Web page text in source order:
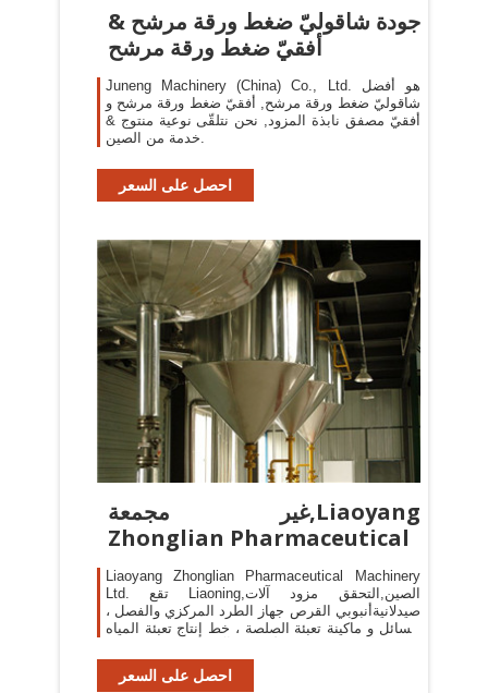
جودة شاقوليّ ضغط ورقة مرشح &
أفقيّ ضغط ورقة مرشح
Juneng Machinery (China) Co., Ltd. هو أفضل
شاقوليّ ضغط ورقة مرشح, أفقيّ ضغط ورقة مرشح و
أفقيّ مصفق نابذة المزود, نحن نتلقّى نوعية منتوج &
خدمة من الصين.
احصل على السعر
غير مجمعة,Liaoyang
Zhonglian Pharmaceutical
Liaoyang Zhonglian Pharmaceutical Machinery
Ltd. تقع Liaoning,الصين,التحقق مزود آلات
صيدلانيةأنبوبي القرص جهاز الطرد المركزي والفصل ،
السائل و ماكينة تعبئة الصلصة ، خط إنتاج تعبئة المياه
خلاط
احصل على السعر